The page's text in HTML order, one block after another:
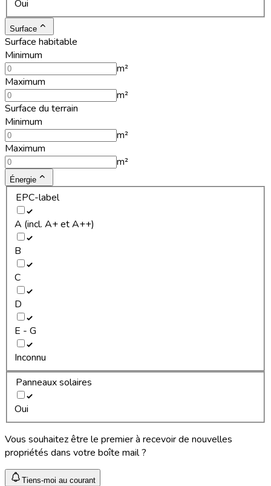
Oui
Surface
Surface habitable
Minimum
m²
Maximum
m²
Surface du terrain
Minimum
m²
Maximum
m²
Énergie
EPC-label
A (incl. A+ et A++)
B
C
D
E - G
Inconnu
Panneaux solaires
Oui
Vous souhaitez être le premier à recevoir de nouvelles
propriétés dans votre boîte mail ?
Tiens-moi au courant